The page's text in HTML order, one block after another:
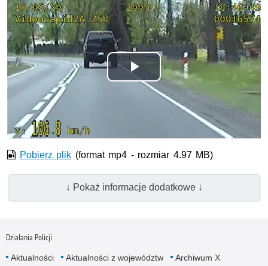
Odtwórz
wideo
Pobierz plik (format mp4 - rozmiar 4.97 MB)
↓ Pokaż informacje dodatkowe ↓
Działania Policji
Aktualności Aktualności z województw
Archiwum X